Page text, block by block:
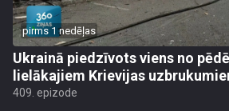
pirms 1 nedēļas
Ukrainā piedzīvots viens no
lielākajiem Krievijas
409. epizode